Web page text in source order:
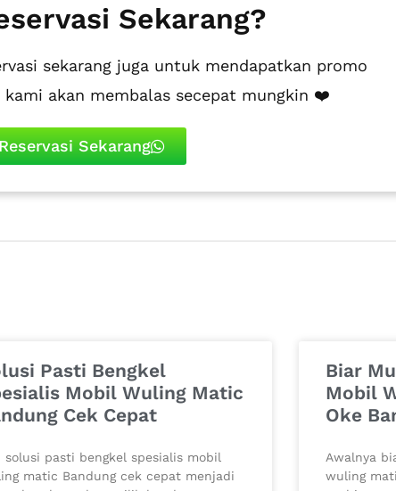
Sekarang?
sekarang juga untuk mendapatkan promo
akan membalas secepat mungkin ❤️
Sekarang
Pasti Bengkel
Mobil Wuling Matic
Cek Cepat
solusi pasti bengkel spesialis mobil
matic Bandung cek cepat menjadi
Biar
Mobil
Oke
Awalnya
wuling